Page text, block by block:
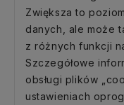
Zwiększa to
danych, ale może
z różnych funkcji
Szczegółowe
obsługi plików
ustawieniach